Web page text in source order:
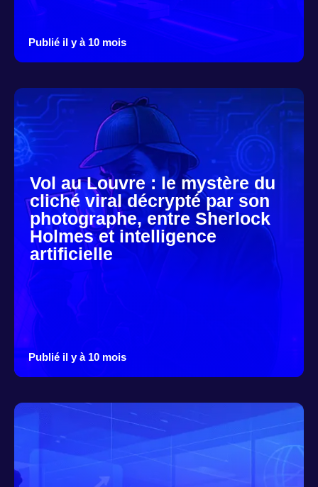
Publié il y à 10 mois
Vol au Louvre : le mystère du
cliché viral décrypté par son
photographe, entre Sherlock
Holmes et intelligence
artificielle
Publié il y à 10 mois